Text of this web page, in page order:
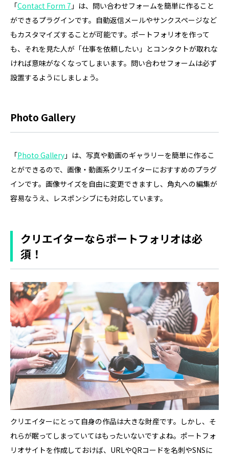
「Contact Form 7 」は、問い合わせフォームを簡単に作ること
ができるプラグインです。自動返信メールやサンクスページなど
もカスタマイズすることが可能です。ポートフォリオを作って
も、それを見た人が「仕事を依頼したい」とコンタクトが取れな
ければ意味がなくなってしまいます。問い合わせフォームは必ず
設置するようにしましょう。
Photo Gallery
「Photo Gallery 」は、写真や動画のギャラリーを簡単に作るこ
とができるので、画像・動画系クリエイターにおすすめのプラグ
インです。画像サイズを自由に変更できますし、角丸への編集が
容易なうえ、レスポンシブにも対応しています。
クリエイターならポートフォリオは必
須！
クリエイターにとって自身の作品は大きな財産です。しかし、そ
れらが眠ってしまっていてはもったいないですよね。ポートフォ
リオサイトを作成しておけば、URLやQRコードを名刺やSNSに